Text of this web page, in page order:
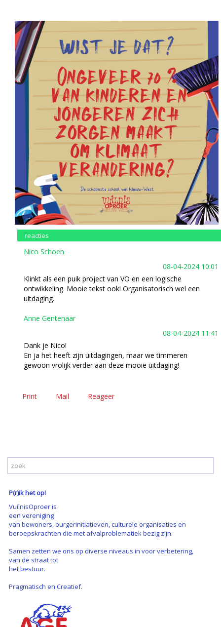
reacties
Nico Schoen
08-04-2024 10:01
Klinkt als een puik project van VO en een logische
ontwikkeling. Mooie tekst ook! Organisatorisch wel een
uitdaging.
Anne Gentenaar
08-04-2024 11:41
Dank je Nico!
En ja het heeft zijn uitdagingen, maar we timmeren
gewoon vrolijk verder aan deze mooie uitdaging!
Print Mail Reageer
P(r)ik het op!
VuilnisOproer is
een vereniging
van bewoners, burgerinitiatieven, culturele organisaties en
beroepskrachten die met afvalproblematiek bezig zijn.
Samen zetten we ons op diverse niveaus in voor verbetering,
van de straat tot
het bestuur.
Pragmatisch en Creatief.